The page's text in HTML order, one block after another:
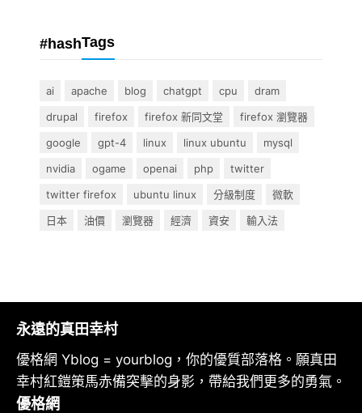
#hashTags
ai apache blog chatgpt cpu
dram
drupal
firefox firefox 新同文堂
firefox 瀏覽器
google
gpt-4 linux linux ubuntu
mysql
nvidia
ogame openai php
twitter
twitter firefox
ubuntu linux 分級制度
微軟
日本
油價 瀏覽器 經濟 資安 輸入法
永遠的真田幸村
優格網 Yblog = yourblog，你的優質部落格。願真田
幸村紅鎧策馬赤備突擊的身影，帶給我們更多的勇氣。
優格網